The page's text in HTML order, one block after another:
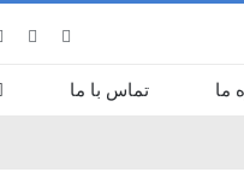
ما
تماس با ما